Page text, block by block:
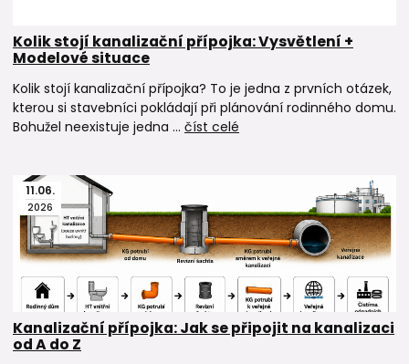
Kolik stojí kanalizační přípojka: Vysvětlení +
Modelové situace
Kolik stojí kanalizační přípojka? To je jedna z prvních otázek,
kterou si stavebníci pokládají při plánování rodinného domu.
Bohužel neexistuje jedna ... číst celé
11.06.
2026
Kanalizační přípojka: Jak se připojit na kanalizaci
od A do Z